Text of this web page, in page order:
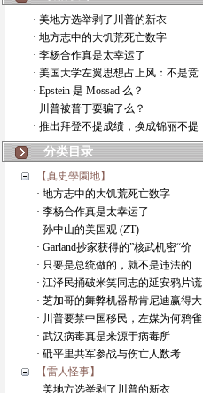
· 美地方选举剥了川普的新衣
· 地方志中的大饥荒死亡数字
· 李杨合作真是太幸运了
· 美国大学左翼思想占上风：不是竞
· Epstein 是 Mossad 么？
· 川普被普丁耍骗了么？
· 推出拜登不提成绩，换成锦丽不提
分类目录
【真史學園地】
· 地方志中的大饥荒死亡数字
· 李杨合作真是太幸运了
· 孙中山的美国观 (ZT)
· Garland抄家获得的”核武机密“价
· 只要是总统做的，就不是违法的
· 江泽民捅破米笑同志的延安鸦片谎
· 芝加哥的舞弊机器帮肯尼迪赢得大
· 川普要禁中国移民，左媒为何鸦雀
· 武汉病毒真是来源于病毒所
· 砥平里共军参战与伤亡人数考
【雷人怪事】
· 美地方选举剥了川普的新衣